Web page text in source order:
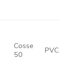
Cosse
50
PVC